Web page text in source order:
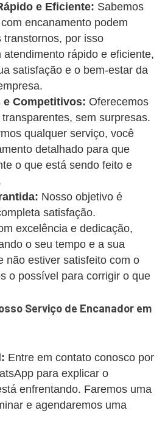
e Eficiente: Sabemos
encanamento podem
transtornos, por isso
atendimento rápido e eficiente,
satisfação e o bem-estar da
e Competitivos: Oferecemos
sem surpresas.
qualquer serviço, você
detalhado para que
o que está sendo feito e
Nosso objetivo é
satisfação.
excelência e dedicação,
o seu tempo e a sua
não estiver satisfeito com o
o possível para corrigir o que
Serviço de Encanador em
Entre em contato conosco por
para explicar o
enfrentando. Faremos uma
e agendaremos uma